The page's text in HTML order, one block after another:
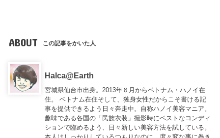
ABOUT この記事をかいた人
Halca@Earth
宮城県仙台市出身。2013年６月からベトナム・ハノイ在
住。 ベトナム在住そして、独身女性だからこそ書ける記
事を提供できるよう日々奔走中。自称ハノイ美容マニア。
趣味である各国の「民族衣装」撮影時にベストなコンディ
ションで臨めるよう、日々新しい美容方法を試している。